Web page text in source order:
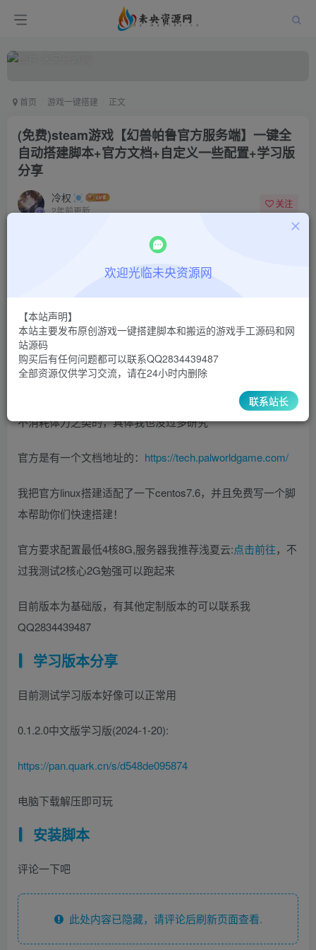
首页 游戏一键搭建 正文
(免费)steam游戏【幻兽帕鲁官方服务端】一键全
自动搭建脚本+官方文档+自定义一些配置+学习版
分享
冷权
2年前更新
关注
2024开年非常火的一款steam电脑游戏，这几天官方放出了
私人服务器搭建文档，正常联机是只能4个人玩，自己用服务
器搭建可以不限制人数，并且可以修改游戏一些配置，比如
不消耗体力之类的，具体我也没过多研究
官方是有一个文档地址的： https://tech.palworldgame.com/
我把官方linux搭建适配了一下centos7.6，并且免费写一个脚
本帮助你们快速搭建！
官方要求配置最低4核8G,服务器我推荐浅夏云:点击前往，不
过我测试2核心2G勉强可以跑起来
目前版本为基础版，有其他定制版本的可以联系我
QQ2834439487
学习版本分享
目前测试学习版本好像可以正常用
0.1.2.0中文版学习版(2024-1-20):
https://pan.quark.cn/s/d548de095874
电脑下载解压即可玩
安装脚本
评论一下吧
此处内容已隐藏，请评论后刷新页面查看.
欢迎光临未央资源网
【本站声明】
本站主要发布原创游戏一键搭建脚本和搬运的游戏手工源码和网
站源码
购买后有任何问题都可以联系QQ2834439487
全部资源仅供学习交流，请在24小时内删除
联系站长